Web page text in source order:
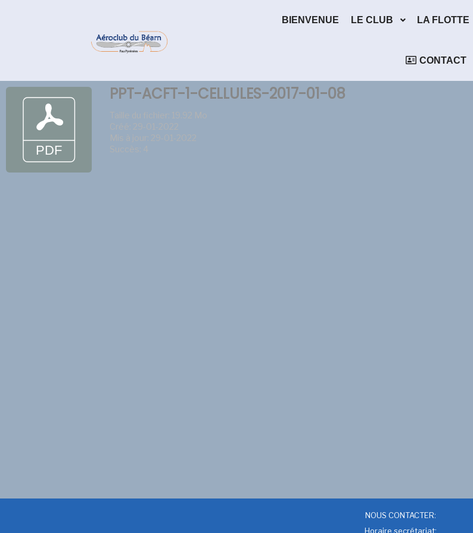
BIENVENUE LE CLUB LA FLOTTE
CONTACT
PPT-ACFT-1-CELLULES-2017-01-08
Taille du fichier: 19.92 Mo
Créé: 29-01-2022
Mis à jour: 29-01-2022
Succès: 4
NOUS CONTACTER:
Horaire secrétariat: